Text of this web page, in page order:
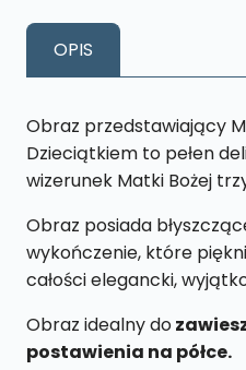
z
Dzieciątkiem.
10x19cm
OPIS
Obraz przedstawiający
Dzieciątkiem to pełen
wizerunek Matki Bożej
Obraz posiada
wykończenie, które
całości elegancki,
Obraz idealny do
postawienia na półce.